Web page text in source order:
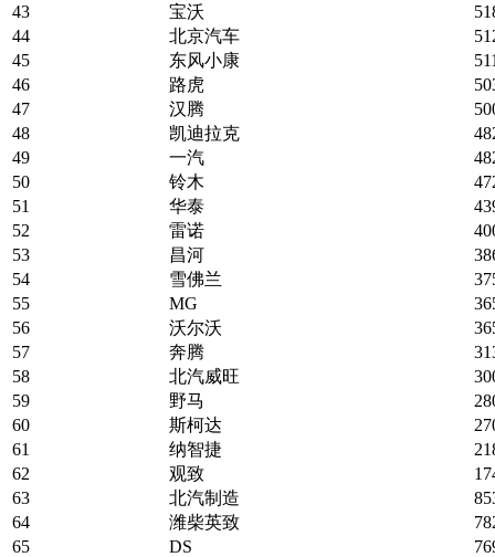
43
宝沃
44
北京汽车
45
东风小康
46
路虎
47
汉腾
48
凯迪拉克
49
一汽
50
铃木
51
华泰
52
雷诺
53
昌河
54
雪佛兰
55
MG
56
沃尔沃
57
奔腾
58
北汽威旺
59
野马
60
斯柯达
61
纳智捷
62
观致
63
北汽制造
64
潍柴英致
65
DS